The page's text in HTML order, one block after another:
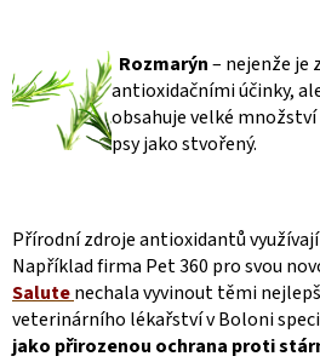
Rozmarýn– nejenže je
antioxidačními účinky,
obsahuje velké
psy jako stvořený.
Přírodní zdroje antioxidantů
Například firma Pet 360 pro svou
Salutenechala vyvinout těmi
veterinárního lékařství v Boloni
jako přirozenou ochrana proti